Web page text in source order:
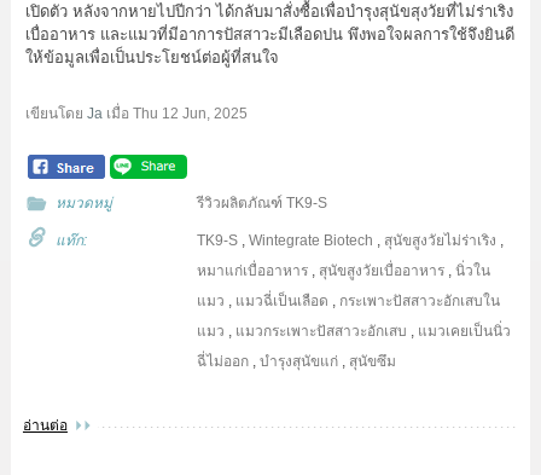
เปิดตัว หลังจากหายไปปีกว่า ได้กลับมาสั่งซื้อเพื่อบำรุงสุนัขสุงวัยที่ไม่ร่าเริง
เบื่ออาหาร และแมวที่มีอาการปัสสาวะมีเลือดปน พึงพอใจผลการใช้จึงยินดี
ให้ข้อมูลเพื่อเป็นประโยชน์ต่อผู้ที่สนใจ
เขียนโดย Jaเมื่อ Thu 12 Jun, 2025
หมวดหมู่ รีวิวผลิตภัณฑ์ TK9-S
แท๊ก: TK9-S ,Wintegrate Biotech , สุนัขสูงวัยไม่ร่าเริง ,
หมาแก่เบื่ออาหาร , สุนัขสูงวัยเบื่ออาหาร ,นิ่วใน
แมว , แมวฉี่เป็นเลือด , กระเพาะปัสสาวะอักเสบใน
แมว , แมวกระเพาะปัสสาวะอักเสบ , แมวเคยเป็นนิ่ว
ฉี่ไม่ออก ,บำรุงสุนัขแก่ , สุนัขซึม
อ่านต่อ